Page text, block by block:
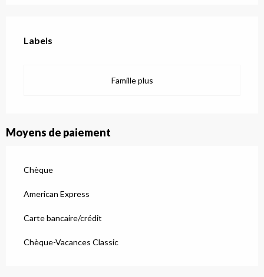
Offres de prestations
Labels
Labels
Famille plus
Moyens de paiement
Chèque
American Express
Carte bancaire/crédit
Chèque-Vacances Classic